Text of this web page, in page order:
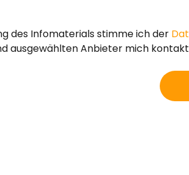
des Infomaterials stimme ich der
ausgewählten Anbieter mich